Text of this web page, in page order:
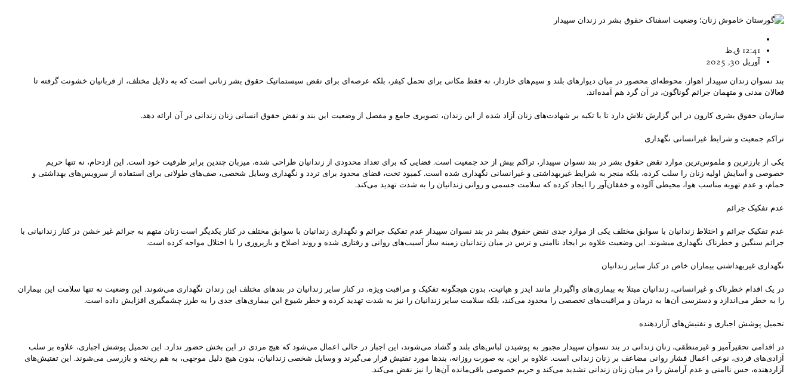
12:41 ق.ظ
آوریل 30, 2025
بند نسوان زندان سپیدار اهواز، محوطه‌ای محصور در میان دیوارهای بلند و سیم‌های خاردار، نه فقط مکانی برای تحمل کیفر، بلکه عرصه‌ای برای نقض سیستماتیک حقوق بشر زنانی است که به دلایل مختلف، از قربانیان خشونت گرفته تا
فعالان مدنی و متهمان جرائم گوناگون، در آن گرد هم آمده‌اند.
سازمان حقوق بشری کارون در این گزارش تلاش دارد تا با تکیه بر شهادت‌های زنان آزاد شده از این زندان، تصویری جامع و مفصل از وضعیت این بند و نقض حقوق انسانی زنان زندانی در آن ارائه دهد.
تراکم جمعیت و شرایط غیرانسانی نگهداری
یکی از بارزترین و ملموس‌ترین موارد نقض حقوق بشر در بند نسوان سپیدار، تراکم بیش از حد جمعیت است. فضایی که برای تعداد محدودی از زندانیان طراحی شده، میزبان چندین برابر ظرفیت خود است. این ازدحام، نه تنها حریم
خصوصی و آسایش اولیه‌ زنان را سلب کرده، بلکه منجر به شرایط غیربهداشتی و غیرانسانی نگهداری شده است. کمبود تخت، فضای محدود برای تردد و نگهداری وسایل شخصی، صف‌های طولانی برای استفاده از سرویس‌های بهداشتی و
حمام، و عدم تهویه مناسب هوا، محیطی آلوده و خفقان‌آور را ایجاد کرده که سلامت جسمی و روانی زندانیان را به شدت تهدید می‌کند.
عدم تفکیک جرائم
عدم تفکیک جرائم و اختلاط زندانیان با سوابق مختلف یکی از موارد جدی نقض حقوق بشر در بند نسوان سپیدار عدم تفکیک جرائم و نگهداری زندانیان با سوابق مختلف در کنار یکدیگر است زنان متهم به جرائم غیر خشن در کنار زندانیانی با
جرائم سنگین و خطرناک نگهداری میشوند. این وضعیت علاوه بر ایجاد ناامنی و ترس در میان زندانیان زمینه ساز آسیب‌های روانی و رفتاری شده و روند اصلاح و بازپروری را با اختلال مواجه کرده است.
نگهداری غیربهداشتی بیماران خاص در کنار سایر زندانیان
در یک اقدام خطرناک و غیرانسانی، زندانیان مبتلا به بیماری‌های واگیردار مانند ایدز و هپاتیت، بدون هیچگونه تفکیک و مراقبت ویژه، در کنار سایر زندانیان در بندهای مختلف این زندان نگهداری می‌شوند. این وضعیت نه تنها سلامت این بیماران
را به خطر می‌اندازد و دسترسی آن‌ها به درمان و مراقبت‌های تخصصی را محدود می‌کند، بلکه سلامت سایر زندانیان را نیز به شدت تهدید کرده و خطر شیوع این بیماری‌های جدی را به طرز چشمگیری افزایش داده است.
تحمیل پوشش اجباری و تفتیش‌های آزاردهنده
در اقدامی تحقیرآمیز و غیرمنطقی، زنان زندانی در بند نسوان سپیدار مجبور به پوشیدن لباس‌های بلند و گشاد می‌شوند، این اجبار در حالی اعمال می‌شود که هیچ مردی در این بخش حضور ندارد. این تحمیل پوشش اجباری، علاوه بر سلب
آزادی‌های فردی، نوعی اعمال فشار روانی مضاعف بر زنان زندانی است. علاوه بر این، به صورت روزانه، بندها مورد تفتیش قرار می‌گیرند و وسایل شخصی زندانیان، بدون هیچ دلیل موجهی، به هم ریخته و بازرسی می‌شوند. این تفتیش‌های
آزاردهنده، حس ناامنی و عدم آرامش را در میان زنان زندانی تشدید می‌کند و حریم خصوصی باقی‌مانده آن‌ها را نیز نقض می‌کند.